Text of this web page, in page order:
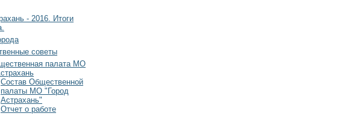
- 2016. Итоги
советы
палата МО
Состав Общественной
палаты МО "Город
Астрахань"
Отчет о работе